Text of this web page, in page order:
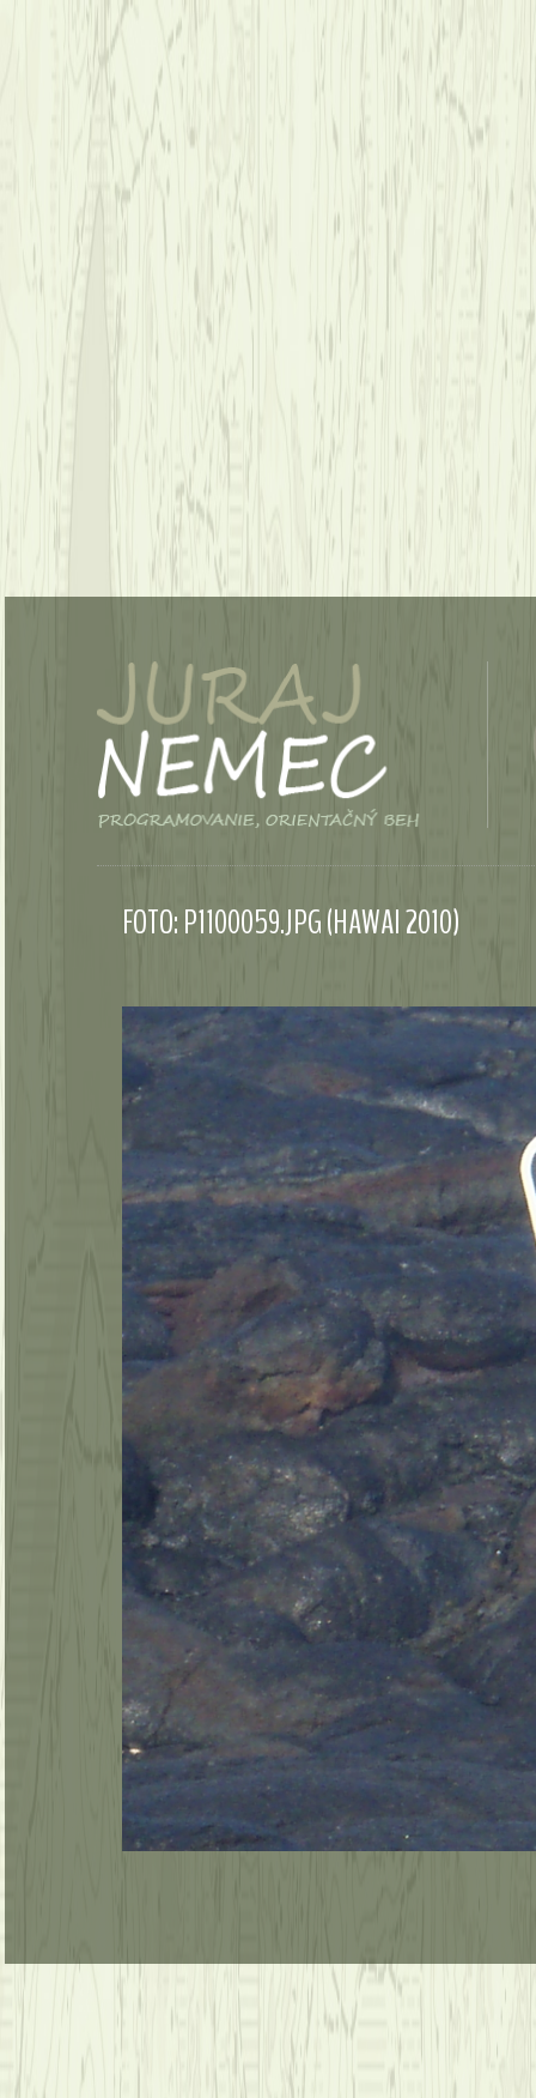
FOTO: P1100059.JPG (HAWAI 2010)